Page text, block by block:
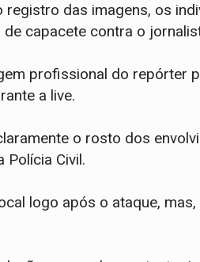
registro das imagens, os
capacete contra o
profissional do repórter
a live.
o rosto dos
Polícia Civil.
logo após o ataque,